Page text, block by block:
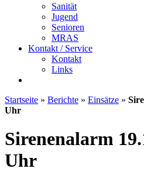
Sanität
Jugend
Senioren
MRAS
Kontakt / Service
Kontakt
Links
Startseite » Berichte » Einsätze »
Uhr
Sirenenalarm
Uhr